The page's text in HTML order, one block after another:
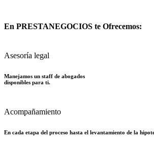
En PRESTANEGOCIOS te Ofrecemos:
Asesoría legal
Manejamos un staff de abogados
disponibles para ti.
Acompañamiento
En cada etapa del proceso hasta el levantamiento de la